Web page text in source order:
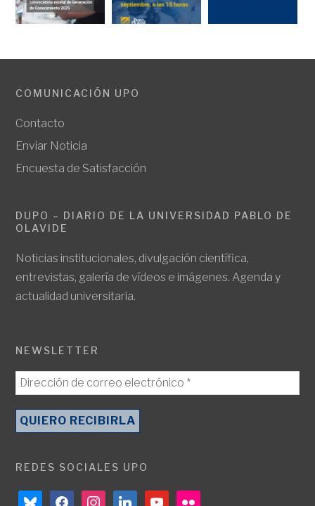
COMUNICACIÓN UPO
Contacto
Enviar Noticia
Encuesta de Satisfacción
DUPO – DIARIO DE LA UNIVERSIDAD PABLO DE
OLAVIDE
Noticias institucionales, divulgación científica,
entrevistas, galería de vídeos e imágenes. Agenda y
actualidad universitaria.
NEWSLETTER
REDES SOCIALES UPO
blueskyfacebookinstagramlinkedinyoutubeflickr